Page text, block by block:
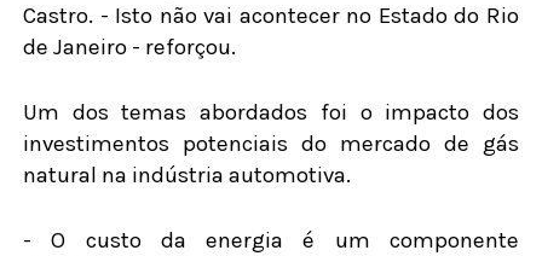
Castro. - Isto não vai acontecer no Estado do Rio
de Janeiro - reforçou.
Um dos temas abordados foi o impacto dos
investimentos potenciais do mercado de gás
natural na indústria automotiva.
- O custo da energia é um componente